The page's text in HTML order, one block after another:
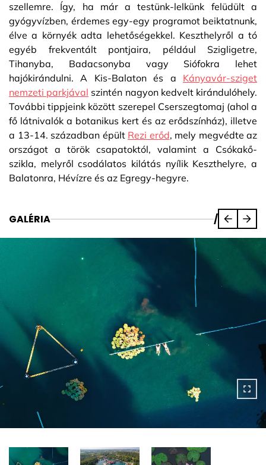
szellemre. Így, ha már a testünk-lelkünk felüdült a
gyógyvízben, érdemes egy-egy programot beiktatnunk,
élve a környék adta lehetőségekkel. Keszthelyről a tó
egyéb frekventált pontjaira, például Szigligetre,
Tihanyba, Badacsonyba vagy Siófokra lehet
hajókirándulni. A Kis-Balaton és a Kányavár-sziget
nemzeti parkjával szintén nagyon kedvelt kirándulóhely.
További tippjeink között szerepel Cserszegtomaj (ahol a
fő látnivalók a botanikus kert és az erődszínház), illetve
a 13-14. században épült Rezi erőd, mely megvédte az
országot a török csapatoktól, valamint a Csókakő-
szikla, melyről csodálatos kilátás nyílik Keszthelyre, a
Balatonra, Hévízre és az Egregy-hegyre.
GALÉRIA /